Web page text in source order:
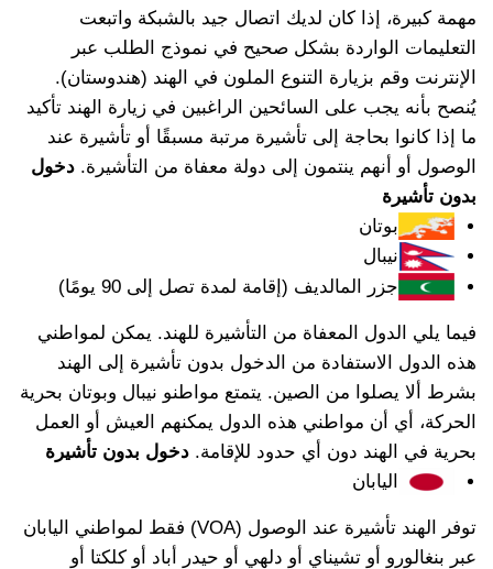
مهمة كبيرة، إذا كان لديك اتصال جيد بالشبكة واتبعت
التعليمات الواردة بشكل صحيح في نموذج الطلب عبر
الإنترنت وقم بزيارة التنوع الملون في الهند (هندوستان).
يُنصح بأنه يجب على السائحين الراغبين في زيارة الهند تأكيد
ما إذا كانوا بحاجة إلى تأشيرة مرتبة مسبقًا أو تأشيرة عند
الوصول أو أنهم ينتمون إلى دولة معفاة من التأشيرة. دخول
بدون تأشيرة
بوتان
نيبال
جزر المالديف (إقامة لمدة تصل إلى 90 يومًا)
فيما يلي الدول المعفاة من التأشيرة للهند. يمكن لمواطني
هذه الدول الاستفادة من الدخول بدون تأشيرة إلى الهند
بشرط ألا يصلوا من الصين. يتمتع مواطنو نيبال وبوتان بحرية
الحركة، أي أن مواطني هذه الدول يمكنهم العيش أو العمل
بحرية في الهند دون أي حدود للإقامة. دخول بدون تأشيرة
اليابان
توفر الهند تأشيرة عند الوصول (VOA) فقط لمواطني اليابان
عبر بنغالورو أو تشيناي أو دلهي أو حيدر أباد أو كلكتا أو